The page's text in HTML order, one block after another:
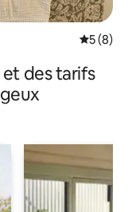
5 (8)
des tarifs